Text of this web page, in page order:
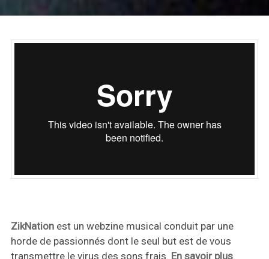
ZikNationest un webzine musical conduit par une
horde de passionnés dont le seul but est de vous
transmettre le virus des sons frais. En savoir plus.